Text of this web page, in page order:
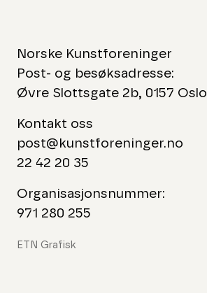
Norske Kunstforeninger
Post- og besøksadresse:
Øvre Slottsgate 2b, 0157 Oslo
Kontakt oss
post@kunstforeninger.no
22 42 20 35
Organisasjonsnummer:
971 280 255
ETN Grafisk